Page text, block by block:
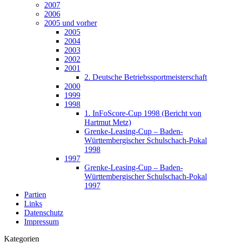
2007
2006
2005 und vorher
2005
2004
2003
2002
2001
2. Deutsche Betriebssportmeisterschaft
2000
1999
1998
1. InFoScore-Cup 1998 (Bericht von
Hartmut Metz)
Grenke-Leasing-Cup – Baden-
Württembergischer Schulschach-Pokal
1998
1997
Grenke-Leasing-Cup – Baden-
Württembergischer Schulschach-Pokal
1997
Partien
Links
Datenschutz
Impressum
Kategorien